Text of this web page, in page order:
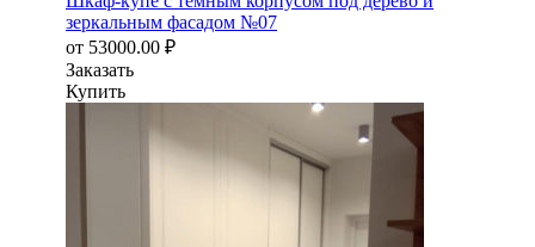
зеркальным фасадом №07
от 53000.00 ₽
Заказать
Купить